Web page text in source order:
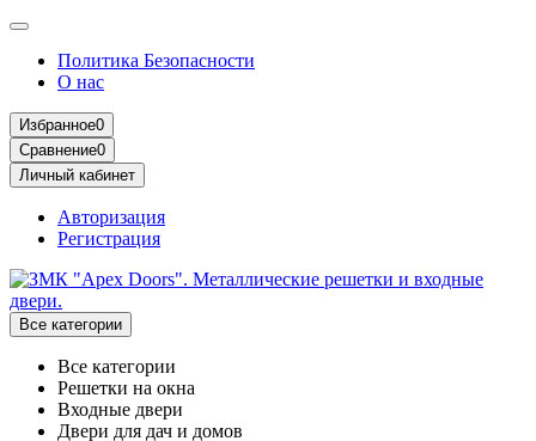
Политика Безопасности
О нас
Избранное0
Сравнение0
Личный кабинет
Авторизация
Регистрация
Все категории
Все категории
Решетки на окна
Входные двери
Двери для дач и домов